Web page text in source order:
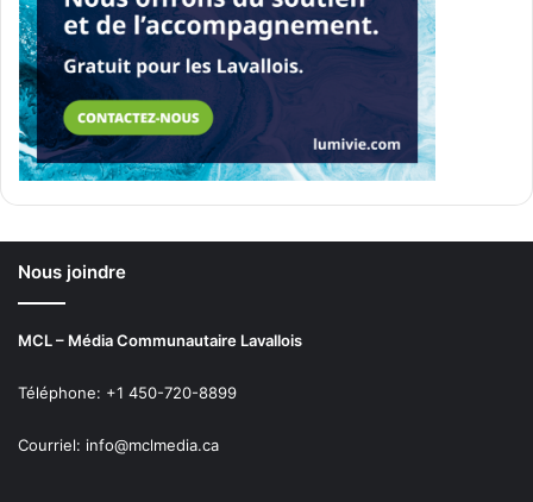
Nous joindre
MCL – Média Communautaire Lavallois
Téléphone: +1 450-720-8899
Courriel: info@mclmedia.ca